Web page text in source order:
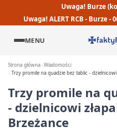
Uwaga! Burze
Uwaga! ALERT RCB - Burze
MENU
Strona główna Wiadomości
Trzy promile na quadzie bez tablic -
Trzy promile na
- dzielnicowi
Brzeżance